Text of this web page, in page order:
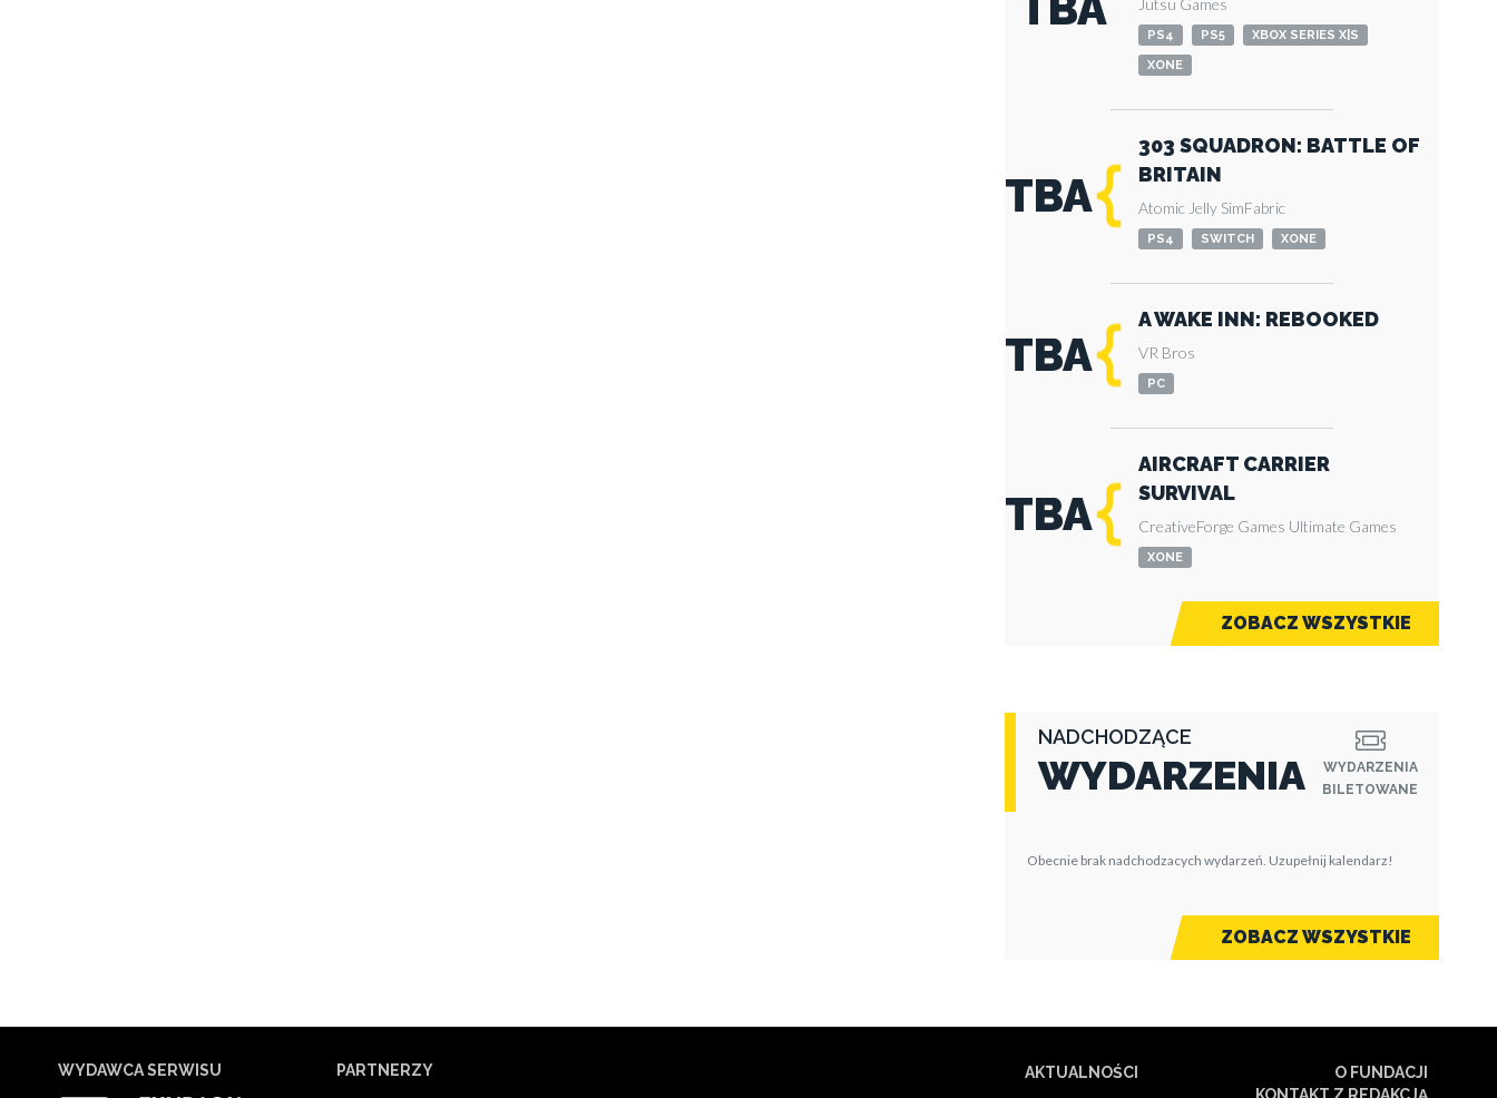
Jutsu Games
PS4 PS5 XBOX SERIES X|S
XONE
TBA
303 SQUADRON: BATTLE OF
BRITAIN
Atomic Jelly SimFabric
PS4 SWITCH XONE
TBA
A WAKE INN: REBOOKED
VR Bros
PC
TBA
AIRCRAFT CARRIER
SURVIVAL
CreativeForge Games Ultimate Games
XONE
ZOBACZ WSZYSTKIE
NADCHODZĄCE
WYDARZENIA
WYDARZENIA
BILETOWANE
Obecnie brak nadchodzacych wydarzeń. Uzupełnij kalendarz!
ZOBACZ WSZYSTKIE
WYDAWCA SERWISU PARTNERZY AKTUALNOŚCI
O FUNDACJI